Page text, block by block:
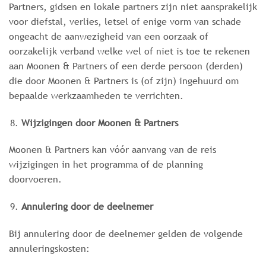
Partners, gidsen en lokale partners zijn niet aansprakelijk
voor diefstal, verlies, letsel of enige vorm van schade
ongeacht de aanwezigheid van een oorzaak of
oorzakelijk verband welke wel of niet is toe te rekenen
aan Moonen & Partners of een derde persoon (derden)
die door Moonen & Partners is (of zijn) ingehuurd om
bepaalde werkzaamheden te verrichten.
Wijzigingen door Moonen & Partners
Moonen & Partners kan vóór aanvang van de reis
wijzigingen in het programma of de planning
doorvoeren.
Annulering door de deelnemer
Bij annulering door de deelnemer gelden de volgende
annuleringskosten: